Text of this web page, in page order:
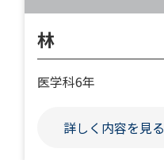
林
医学科6年
詳しく内容を見る